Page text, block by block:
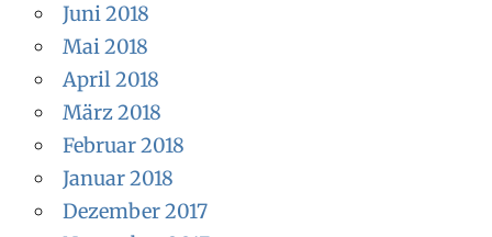
Juni 2018
Mai 2018
April 2018
März 2018
Februar 2018
Januar 2018
Dezember 2017